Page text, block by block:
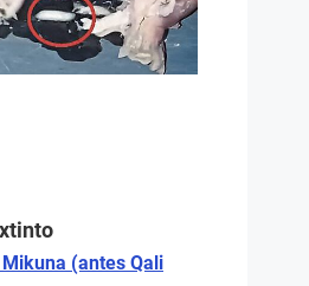
(antes Qali